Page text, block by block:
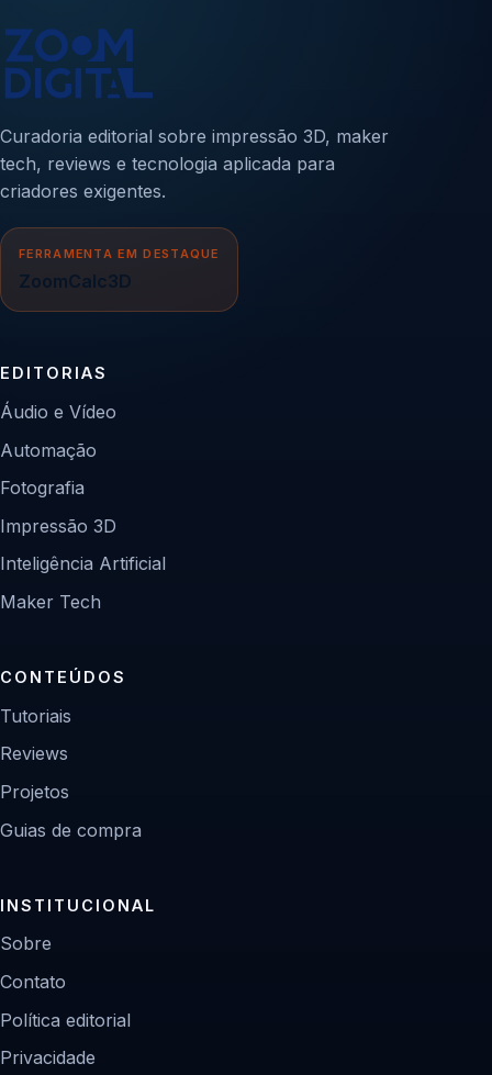
Curadoria editorial sobre impressão 3D, maker
tech, reviews e tecnologia aplicada para
criadores exigentes.
FERRAMENTA EM DESTAQUE
ZoomCalc3D
EDITORIAS
Áudio e Vídeo
Automação
Fotografia
Impressão 3D
Inteligência Artificial
Maker Tech
CONTEÚDOS
Tutoriais
Reviews
Projetos
Guias de compra
INSTITUCIONAL
Sobre
Contato
Política editorial
Privacidade